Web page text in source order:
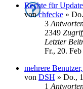
Rechte für
vonchfecke »
3
2349
Letzter
Fr., 20.
mehrere
von DSH » Do.,
1